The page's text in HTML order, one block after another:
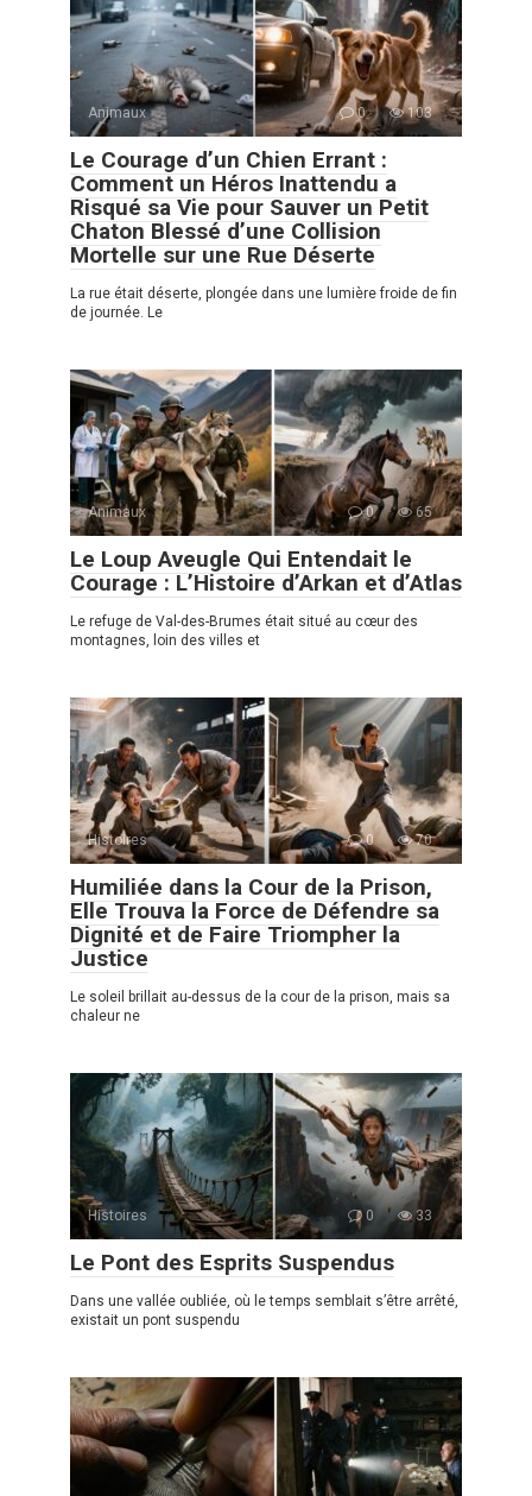
Animaux 0 103
Le Courage d’un Chien Errant :
Comment un Héros Inattendu a
Risqué sa Vie pour Sauver un Petit
Chaton Blessé d’une Collision
Mortelle sur une Rue Déserte
La rue était déserte, plongée dans une lumière froide de fin
de journée. Le
Animaux 0 65
Le Loup Aveugle Qui Entendait le
Courage : L’Histoire d’Arkan et d’Atlas
Le refuge de Val-des-Brumes était situé au cœur des
montagnes, loin des villes et
Histoires 0 70
Humiliée dans la Cour de la Prison,
Elle Trouva la Force de Défendre sa
Dignité et de Faire Triompher la
Justice
Le soleil brillait au-dessus de la cour de la prison, mais sa
chaleur ne
Histoires 0 33
Le Pont des Esprits Suspendus
Dans une vallée oubliée, où le temps semblait s’être arrêté,
existait un pont suspendu